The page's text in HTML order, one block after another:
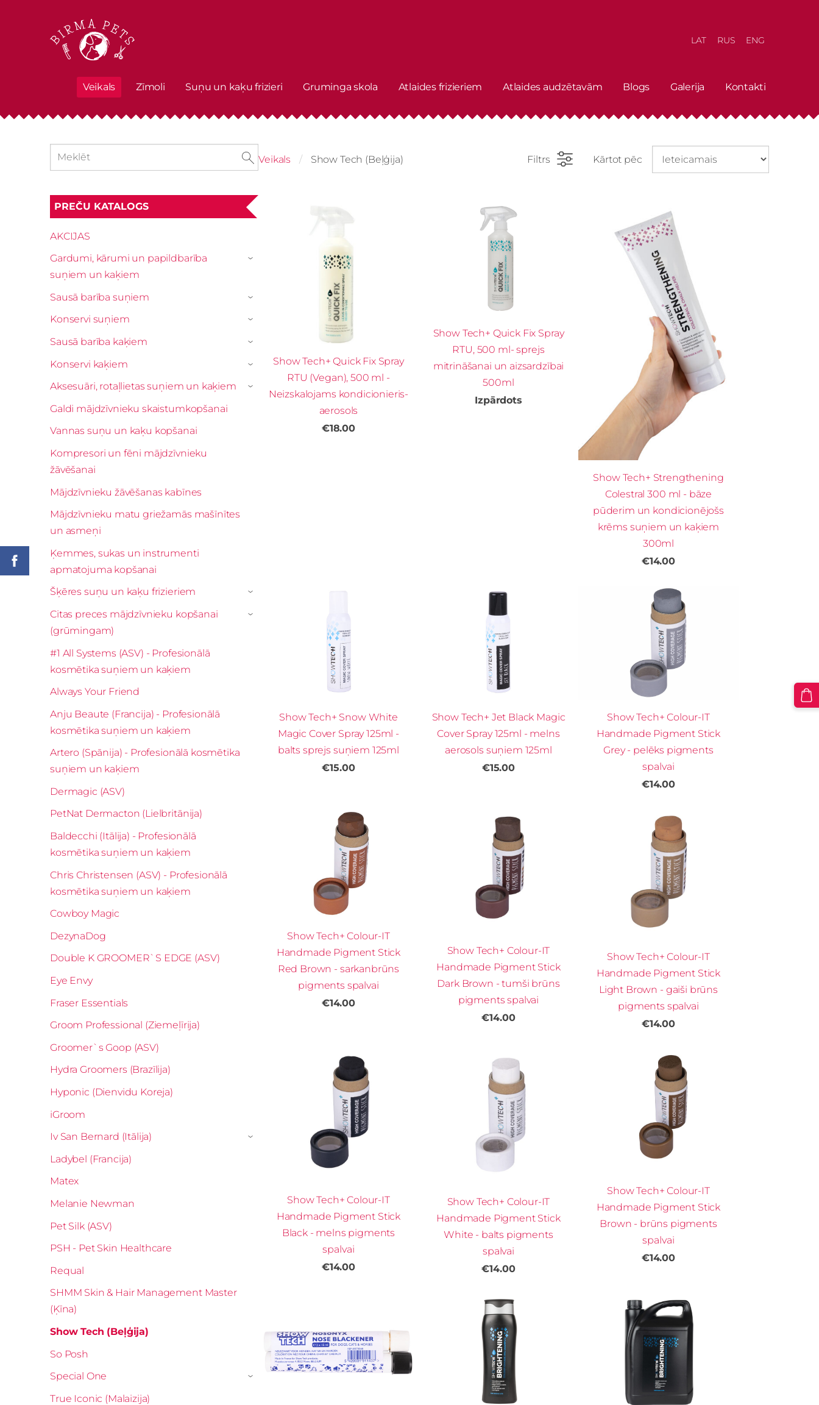
Veikals Zīmoli Suņu un kaķu frizieri Gruminga skola Atlaides frizieriem Atlaides audzētavām Blogs Galerija Kontakti
LAT RUS ENG
PREČU KATALOGS
AKCIJAS
Gardumi, kārumi un papildbarība
suņiem un kaķiem
›
Sausā barība suņiem ›
Konservi suņiem ›
Sausā barība kaķiem ›
Konservi kaķiem ›
Aksesuāri, rotaļlietas suņiem un kaķiem ›
Galdi mājdzīvnieku skaistumkopšanai
Vannas suņu un kaķu kopšanai
Kompresori un fēni mājdzīvnieku
žāvēšanai
Mājdzīvnieku žāvēšanas kabīnes
Mājdzīvnieku matu griežamās mašīnītes
un asmeņi
Ķemmes, sukas un instrumenti
apmatojuma kopšanai
Šķēres suņu un kaķu frizieriem
›
Citas preces mājdzīvnieku kopšanai
(grūmingam)
›
#1 All Systems (ASV) - Profesionālā
kosmētika suņiem un kaķiem
Always Your Friend
Anju Beaute (Francija) - Profesionālā
kosmētika suņiem un kaķiem
Artero (Spānija) - Profesionālā kosmētika
suņiem un kaķiem
Dermagic (ASV)
PetNat Dermacton (Lielbritānija)
Baldecchi (Itālija) - Profesionālā
kosmētika suņiem un kaķiem
Chris Christensen (ASV) - Profesionālā
kosmētika suņiem un kaķiem
Cowboy Magic
DezynaDog
Double K GROOMER`S EDGE (ASV)
Eye Envy
Fraser Essentials
Groom Professional (Ziemeļīrija)
Groomer`s Goop (ASV)
Hydra Groomers (Brazīlija)
Hyponic (Dienvidu Koreja)
iGroom
Iv San Bernard (Itālija)
›
Ladybel (Francija)
Matex
Melanie Newman
Pet Silk (ASV)
PSH - Pet Skin Healthcare
Requal
SHMM Skin & Hair Management Master
(Ķīna)
Show Tech (Beļģija)
So Posh
Special One
›
True Iconic (Malaizija)
Veikals Show Tech (Beļģija) Filtrs Kārtot pēc
Show Tech+ Quick Fix Spray
RTU (Vegan), 500 ml -
Neizskalojams kondicionieris-
aerosols
€18.00
Show Tech+ Quick Fix Spray
RTU, 500 ml- sprejs
mitrināšanai un aizsardzībai
500ml
Izpārdots
Show Tech+ Strengthening
Colestral 300 ml - bāze
pūderim un kondicionējošs
krēms suņiem un kaķiem
300ml
€14.00
Show Tech+ Snow White
Magic Cover Spray 125ml -
balts sprejs suņiem 125ml
€15.00
Show Tech+ Jet Black Magic
Cover Spray 125ml - melns
aerosols suņiem 125ml
€15.00
Show Tech+ Colour-IT
Handmade Pigment Stick
Grey - pelēks pigments
spalvai
€14.00
Show Tech+ Colour-IT
Handmade Pigment Stick
Red Brown - sarkanbrūns
pigments spalvai
€14.00
Show Tech+ Colour-IT
Handmade Pigment Stick
Dark Brown - tumši brūns
pigments spalvai
€14.00
Show Tech+ Colour-IT
Handmade Pigment Stick
Light Brown - gaiši brūns
pigments spalvai
€14.00
Show Tech+ Colour-IT
Handmade Pigment Stick
Black - melns pigments
spalvai
€14.00
Show Tech+ Colour-IT
Handmade Pigment Stick
White - balts pigments
spalvai
€14.00
Show Tech+ Colour-IT
Handmade Pigment Stick
Brown - brūns pigments
spalvai
€14.00